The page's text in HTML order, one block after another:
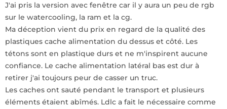
J'ai pris la version avec fenêtre car il y aura un peu de rgb
sur le watercooling, la ram et la cg.
Ma déception vient du prix en regard de la qualité des
plastiques cache alimentation du dessus et côté. Les
tétons sont en plastique durs et ne m'inspirent aucune
confiance. Le cache alimentation latéral bas est dur à
retirer j'ai toujours peur de casser un truc.
Les caches ont sauté pendant le transport et plusieurs
éléments étaient abîmés. Ldlc a fait le nécessaire comme